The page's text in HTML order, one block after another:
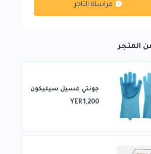
مراسلة التاجر
المتجر
جونتي غسيل سيليكون
YER 1,200